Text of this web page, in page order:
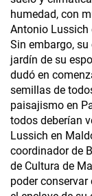
humedad, con
Antonio Lussich
Sin embargo,
jardín de su
dudó en
semillas de
paisajismo en
todos deberían
Lussich en
coordinador de
de Cultura de
poder